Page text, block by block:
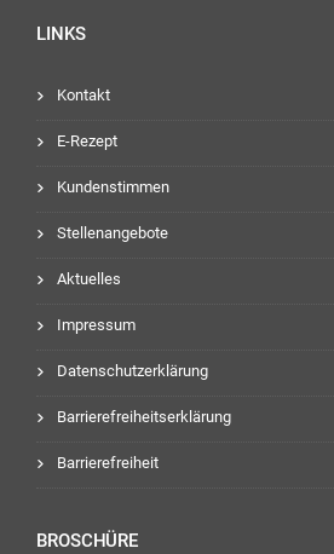
LINKS
Kontakt
E-Rezept
Kundenstimmen
Stellenangebote
Aktuelles
Impressum
Datenschutzerklärung
Barrierefreiheitserklärung
Barrierefreiheit
BROSCHÜRE